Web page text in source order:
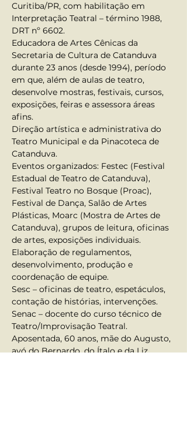
Curitiba/PR, com habilitação em
Interpretação Teatral – término 1988,
DRT nº 6602.
Educadora de Artes Cênicas da
Secretaria de Cultura de Catanduva
durante 23 anos (desde 1994), período
em que, além de aulas de teatro,
desenvolve mostras, festivais, cursos,
exposições, feiras e assessora áreas
afins.
Direção artística e administrativa do
Teatro Municipal e da Pinacoteca de
Catanduva.
Eventos organizados: Festec (Festival
Estadual de Teatro de Catanduva),
Festival Teatro no Bosque (Proac),
Festival de Dança, Salão de Artes
Plásticas, Moarc (Mostra de Artes de
Catanduva), grupos de leitura, oficinas
de artes, exposições individuais.
Elaboração de regulamentos,
desenvolvimento, produção e
coordenação de equipe.
Sesc – oficinas de teatro, espetáculos,
contação de histórias, intervenções.
Senac – docente do curso técnico de
Teatro/Improvisação Teatral.
Aposentada, 60 anos, mãe do Augusto,
avó do Bernardo, do Ítalo e da Liz.